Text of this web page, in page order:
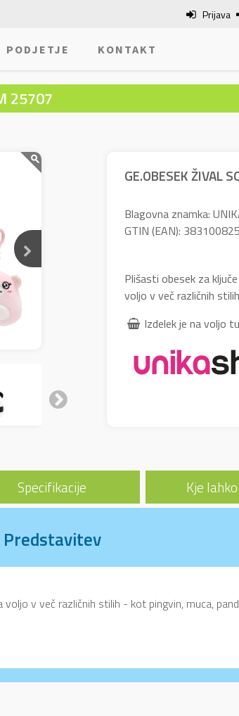
Prijava
PODJETJE KONTAKT
25707
GE.OBESEK ŽIVAL
Blagovna znamka:
GTIN (EAN):
Plišasti obesek za
voljo v več različnih
Izdelek je na voljo
Specifikacije Kje
Predstavitev
v več različnih stilih - kot pingvin, muca,